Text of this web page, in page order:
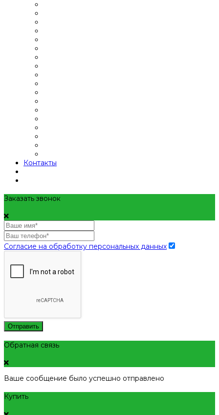
Контакты
Заказать звонок
Согласие на обработку персональных данных
Отправить
Обратная связь
Ваше сообщение было успешно отправлено
Купить